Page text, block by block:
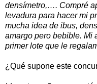
densímetro,…. Compré
levadura para hacer mi
mucha idea de ibus,
amargo pero bebible. Mi
primer lote que le
¿Qué supone este